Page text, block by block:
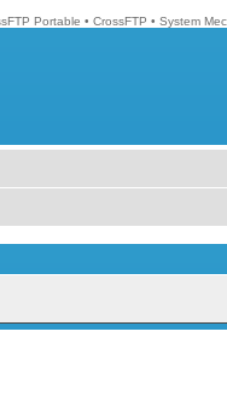
Portable • CrossFTP • System